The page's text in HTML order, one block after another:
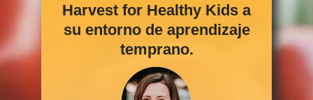
Harvest for Healthy Kids a
su entorno de aprendizaje
temprano.